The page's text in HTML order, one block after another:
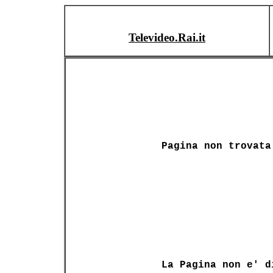
Televideo.Rai.it
Pagina non trovata
La Pagina non e'